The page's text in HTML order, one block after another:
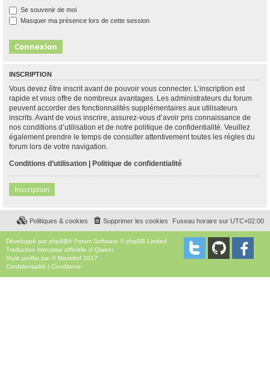
Se souvenir de moi
Masquer ma présence lors de cette session
INSCRIPTION
Vous devez être inscrit avant de pouvoir vous connecter. L’inscription est
rapide et vous offre de nombreux avantages. Les administrateurs du forum
peuvent accorder des fonctionnalités supplémentaires aux utilisateurs
inscrits. Avant de vous inscrire, assurez-vous d’avoir pris connaissance de
nos conditions d’utilisation et de notre politique de confidentialité. Veuillez
également prendre le temps de consulter attentivement toutes les règles du
forum lors de votre navigation.
Conditions d’utilisation | Politique de confidentialité
Inscription
Fuseau horaire sur UTC+02:00
Supprimer les cookies
Politiques & cookies
Développé par phpBB® Forum Software © phpBB Limited
Traduction française officielle ©Qiaeru
Style proflat par © Mazeltof 2017
Confidentialité | Conditions